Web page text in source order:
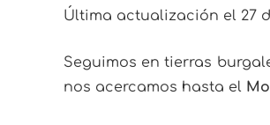
Última actualización el 27
Seguimos en tierras
nos acercamos hasta el